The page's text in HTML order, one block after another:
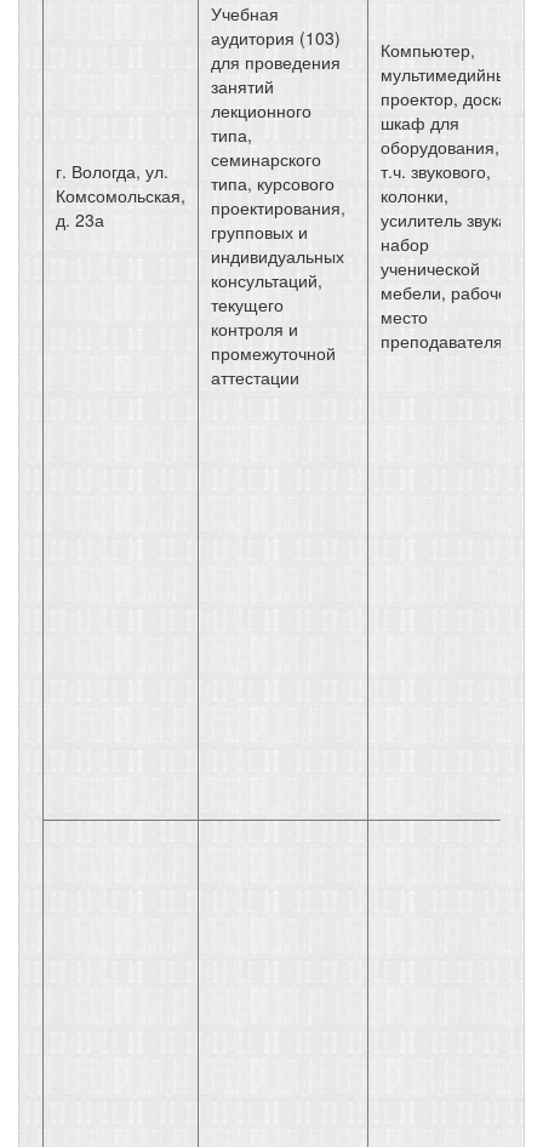
г. Вологда, ул.
Комсомольская,
д. 23а
Учебная
аудитория (103)
для проведения
занятий
лекционного
типа,
семинарского
типа, курсового
проектирования,
групповых и
индивидуальных
консультаций,
текущего
контроля и
промежуточной
аттестации
Компьютер,
мультимедийный
проектор, доска,
шкаф для
оборудования, в
т.ч. звукового,
колонки,
усилитель звука,
набор
ученической
мебели, рабочее
место
преподавателя